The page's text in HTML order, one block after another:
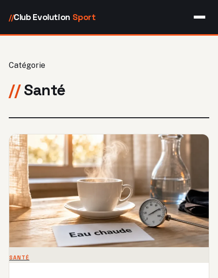
//Club Evolution Sport
Catégorie
Santé
SANTÉ